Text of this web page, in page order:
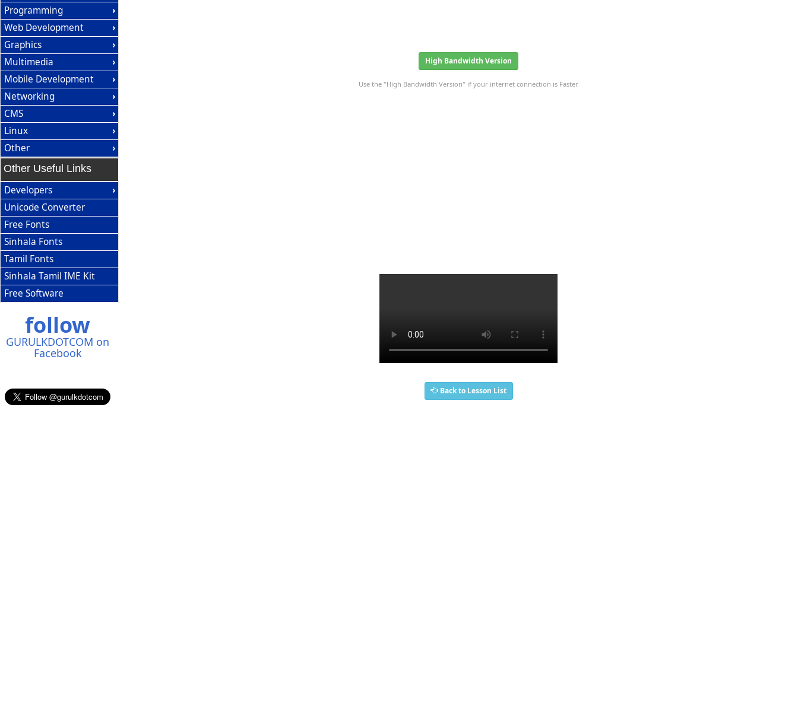
High Bandwidth Version
Use the "High Bandwidth Version" if your internet connection is Faster.
Back to Lesson List
Programming
Web Development
Graphics
Multimedia
Mobile Development
Networking
CMS
Linux
Other
Other Useful Links
Developers
Unicode Converter
Free Fonts
Sinhala Fonts
Tamil Fonts
Sinhala Tamil IME Kit
Free Software
follow
GURULKDOTCOM on
Facebook